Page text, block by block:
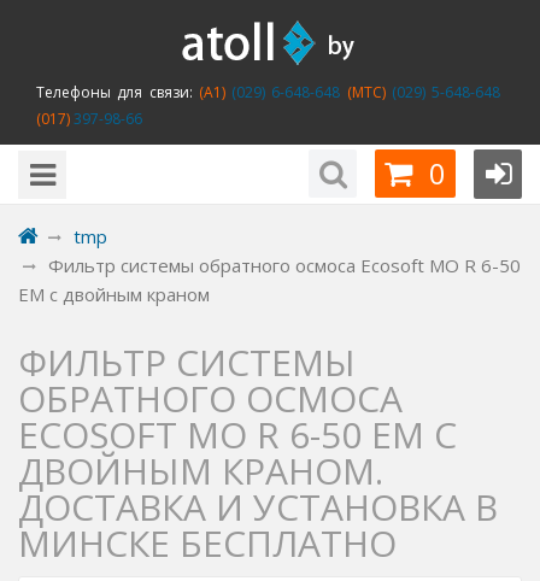
Телефоны для связи: (A1)(029) 6-648-648 (MTC)(029) 5-648-648
(017)397-98-66
0
tmp
Фильтр системы обратного осмоса Ecosoft MO R 6-50
EM с двойным краном
ФИЛЬТР СИСТЕМЫ
ОБРАТНОГО ОСМОСА
ECOSOFT MO R 6-50 EM С
ДВОЙНЫМ КРАНОМ.
ДОСТАВКА И УСТАНОВКА В
МИНСКЕ БЕСПЛАТНО